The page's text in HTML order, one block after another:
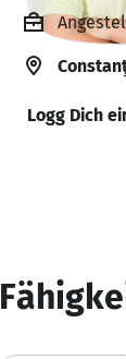
Logg Dich